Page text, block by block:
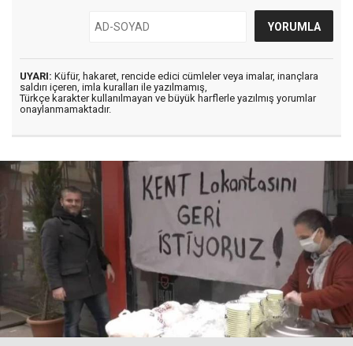
UYARI: Küfür, hakaret, rencide edici cümleler veya imalar, inançlara
saldırı içeren, imla kuralları ile yazılmamış,
Türkçe karakter kullanılmayan ve büyük harflerle yazılmış yorumlar
onaylanmamaktadır.